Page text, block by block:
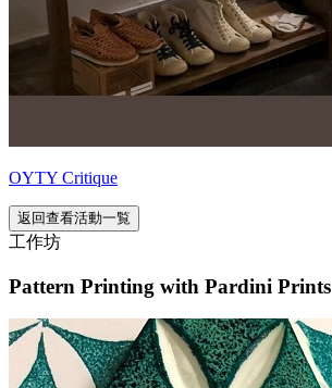
OYTY Critique
返回查看活動一覧
工作坊
Pattern Printing with Pardini Prints